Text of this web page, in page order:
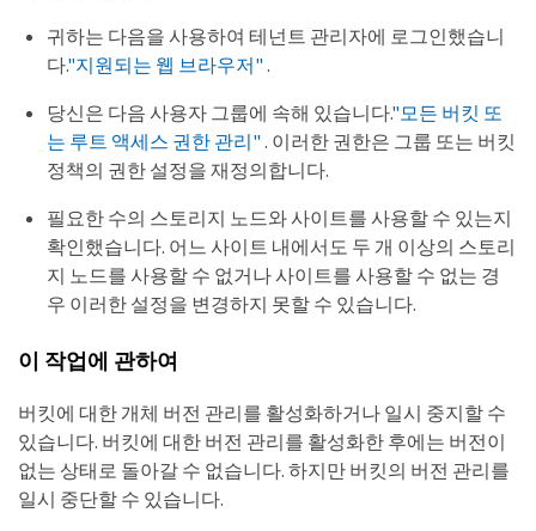
귀하는 다음을 사용하여 테넌트 관리자에 로그인했습니
다."지원되는 웹 브라우저" .
당신은 다음 사용자 그룹에 속해 있습니다."모든 버킷 또
는 루트 액세스 권한 관리" . 이러한 권한은 그룹 또는 버킷
정책의 권한 설정을 재정의합니다.
필요한 수의 스토리지 노드와 사이트를 사용할 수 있는지
확인했습니다. 어느 사이트 내에서도 두 개 이상의 스토리
지 노드를 사용할 수 없거나 사이트를 사용할 수 없는 경
우 이러한 설정을 변경하지 못할 수 있습니다.
이 작업에 관하여
버킷에 대한 개체 버전 관리를 활성화하거나 일시 중지할 수
있습니다. 버킷에 대한 버전 관리를 활성화한 후에는 버전이
없는 상태로 돌아갈 수 없습니다. 하지만 버킷의 버전 관리를
일시 중단할 수 있습니다.